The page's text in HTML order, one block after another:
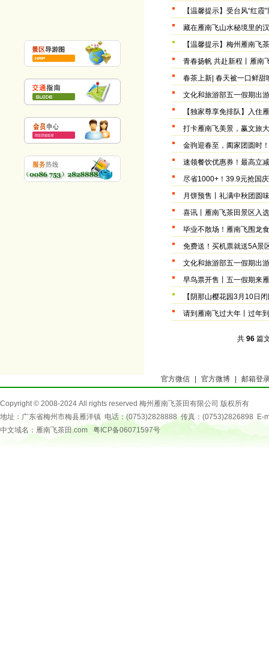
【温馨提示】受台风“红
藏在雁南飞山水秘境里的
【温馨提示】梅州雁南飞
青春扬帆 共赴新程丨雁南
春茶上新| 春天被一口鲜
文化和旅游部五一假期出
【独家尊享免排队】入
打卡雁南飞美景，赢文
金驹迎春至，阖家团圆时
速领餐饮优惠券！最高立
尽省1000+！39.9元抢国
月饼预售丨礼满中秋团圆
喜讯丨雁南飞茶田景区入
毕业不散场！雁南飞围龙
免费送！买机票就送5A景
文化和旅游部五一假期出
早鸟票开售丨五一假期来
【阴那山樱花园3月10日
请到雁南飞过大年丨过年
共 96篇
官方微信 官方微博 邮箱登
Copyright © 2008-2024 All rights reserved 梅州雁南飞茶田有限公司 版权所有
地址：广东省梅州市梅县雁洋镇 电话：(0753)2828888 传真：(0753)2826898 E-
中文域名：雁南飞茶田.com 粤ICP备06071597号